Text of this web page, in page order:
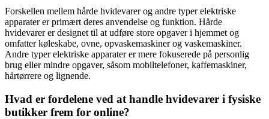
Forskellen mellem hårde hvidevarer og andre typer elektriske
apparater er primært deres anvendelse og funktion. Hårde
hvidevarer er designet til at udføre store opgaver i hjemmet og
omfatter køleskabe, ovne, opvaskemaskiner og vaskemaskiner.
Andre typer elektriske apparater er mere fokuserede på personlig
brug eller mindre opgaver, såsom mobiltelefoner, kaffemaskiner,
hårtørrere og lignende.
Hvad er fordelene ved at handle hvidevarer i fysiske
butikker frem for online?